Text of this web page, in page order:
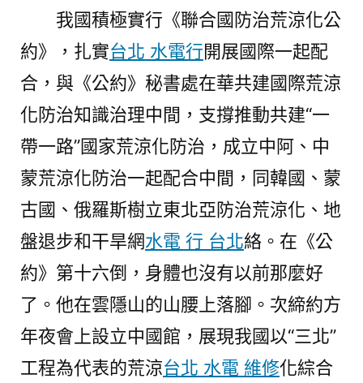
我國積極實行《聯合國防治荒涼化公
約》，扎實台北 水電行開展國際一起配
合，與《公約》秘書處在華共建國際荒涼
化防治知識治理中間，支撐推動共建“一
帶一路”國家荒涼化防治，成立中阿、中
蒙荒涼化防治一起配合中間，同韓國、蒙
古國、俄羅斯樹立東北亞防治荒涼化、地
盤退步和干旱網水電 行 台北絡。在《公
約》第十六倒，身體也沒有以前那麼好
了。他在雲隱山的山腰上落腳。次締約方
年夜會上設立中國館，展現我國以“三北”
工程為代表的荒涼台北 水電 維修化綜合